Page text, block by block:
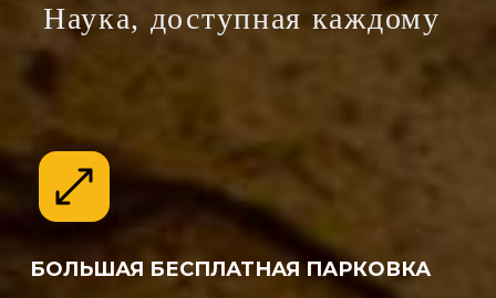
Наука, доступная каждому
БОЛЬШАЯ БЕСПЛАТНАЯ ПАРКОВКА